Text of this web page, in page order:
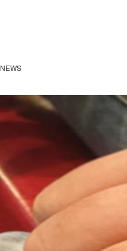
NEWS